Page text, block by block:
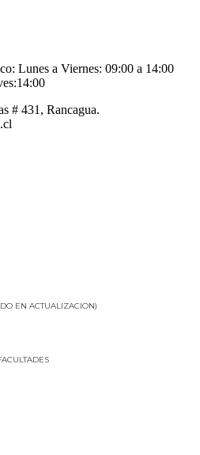
Lunes a Viernes: 09:00 a 14:00
# 431, Rancagua.
EN ACTUALIZACION)